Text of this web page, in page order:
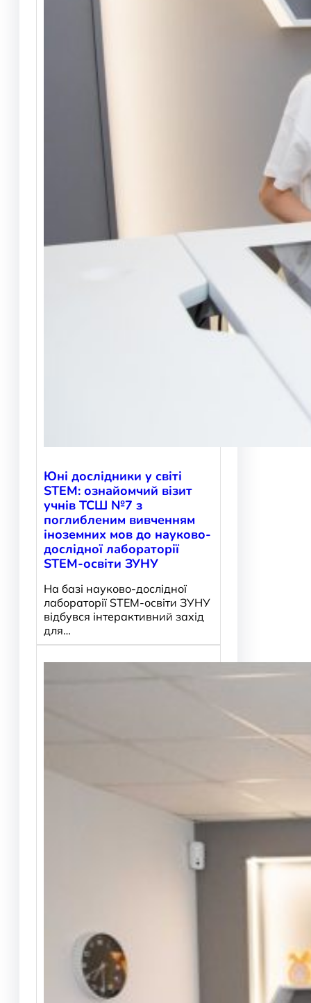
Юні дослідники у світі
STEM: ознайомчий візит
учнів ТСШ №7 з
поглибленим вивченням
іноземних мов до науково-
дослідної лабораторії
STEM-освіти ЗУНУ
На базі науково-дослідної
лабораторії STEM-освіти ЗУНУ
відбувся інтерактивний захід
для…